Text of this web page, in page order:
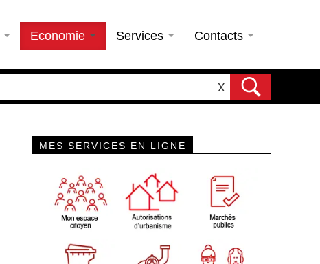
Economie Services Contacts
X
MES SERVICES EN LIGNE